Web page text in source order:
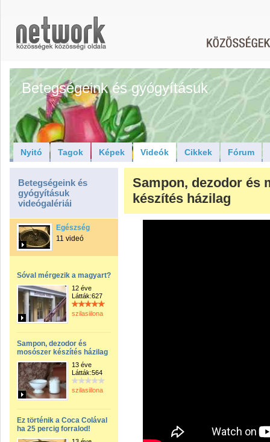
Betegségeink és gyógyításuk
Nyitó Tagok Képek Videók Cikkek Fórum
Betegségeink és
gyógyításuk
videógalériái
Egészség
11 videó
Sóval mérgezik a magyart?
12 éve
Látták:627
szilasiilona
Sampon, dezodor és
mosószer készítés házilag
13 éve
Látták:564
szilasiilona
Ez történik a Coca Colával
ha 25 percig forralod!
Sampon, dezodor és
készítés házilag